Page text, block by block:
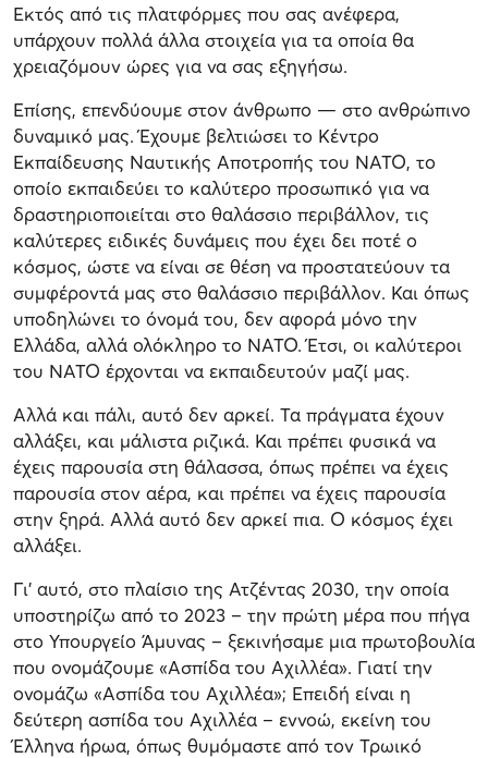
Εκτός από τις πλατφόρμες που σας ανέφερα,
υπάρχουν πολλά άλλα στοιχεία για τα οποία θα
χρειαζόμουν ώρες για να σας εξηγήσω.
Επίσης, επενδύουμε στον άνθρωπο — στο ανθρώπινο
δυναμικό μας. Έχουμε βελτιώσει το Κέντρο
Εκπαίδευσης Ναυτικής Αποτροπής του ΝΑΤΟ, το
οποίο εκπαιδεύει το καλύτερο προσωπικό για να
δραστηριοποιείται στο θαλάσσιο περιβάλλον, τις
καλύτερες ειδικές δυνάμεις που έχει δει ποτέ ο
κόσμος, ώστε να είναι σε θέση να προστατεύουν τα
συμφέροντά μας στο θαλάσσιο περιβάλλον. Και όπως
υποδηλώνει το όνομά του, δεν αφορά μόνο την
Ελλάδα, αλλά ολόκληρο το ΝΑΤΟ. Έτσι, οι καλύτεροι
του ΝΑΤΟ έρχονται να εκπαιδευτούν μαζί μας.
Αλλά και πάλι, αυτό δεν αρκεί. Τα πράγματα έχουν
αλλάξει, και μάλιστα ριζικά. Και πρέπει φυσικά να
έχεις παρουσία στη θάλασσα, όπως πρέπει να έχεις
παρουσία στον αέρα, και πρέπει να έχεις παρουσία
στην ξηρά. Αλλά αυτό δεν αρκεί πια. Ο κόσμος έχει
αλλάξει.
Γι’ αυτό, στο πλαίσιο της Ατζέντας 2030, την οποία
υποστηρίζω από το 2023 – την πρώτη μέρα που πήγα
στο Υπουργείο Άμυνας – ξεκινήσαμε μια πρωτοβουλία
που ονομάζουμε «Ασπίδα του Αχιλλέα». Γιατί την
ονομάζω «Ασπίδα του Αχιλλέα»; Επειδή είναι η
δεύτερη ασπίδα του Αχιλλέα – εννοώ, εκείνη του
Έλληνα ήρωα, όπως θυμόμαστε από τον Τρωικό